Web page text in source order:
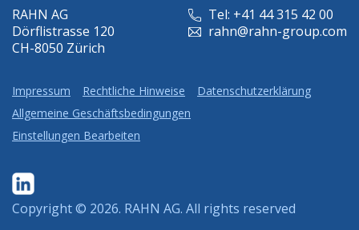
RAHN AG
Dörflistrasse 120
CH-8050 Zürich
Tel: +41 44 315 42 00
rahn@rahn-group.com
Impressum Rechtliche Hinweise
Datenschutzerklärung
Allgemeine Geschäftsbedingungen
Einstellungen Bearbeiten
Copyright © 2026. RAHN AG. All rights reserved